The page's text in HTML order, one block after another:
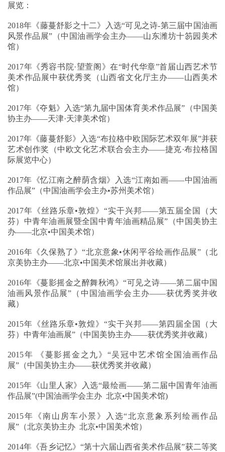
展览：
2018年《藤蔓舒影之十二》入选“可见之诗-第三届中国油画
风景作品展”（中国油画学会主办——山东潍坊十笏园美术
馆）
2017年《秀容书院·望萱阁》在“时代华章”首届山西艺术节
美术作品展中获优秀奖（山西省文化厅主办——山西美术
馆）
2017年《夺魁》入选“第九届中国体育美术作品展”（中国美
协主办——天津·天津美术馆）
2017年《藤蔓舒影》入选“布拉格中欧国际艺术双年展”并获
艺术创作奖（中欧文化艺术联合会主办——捷克·布拉格国
际展览中心）
2017年《忆江南之醉荫含烟》入选“江南如画——中国油画
作品展”（中国油画学会主办•苏州美术馆）
2017年《丝路乐章•敦煌》“实干兴邦——第五届全国（大
芬）中青年油画展暨全国中青年油画精品展”（中国美协主
办——北京•中国美术馆）
2016年《久保熟了》“北京意象•休闲平谷绘画作品展”（北
京美协主办——北京•中国美术馆展出并收藏）
2016年《蔓影摇金之醉舞秋鸿》“可见之诗——第二届中国
油画风景作品展”（中国油画学会主办——获优秀奖并收
藏）
2015年《丝路乐章•敦煌》“实干兴邦——第四届全国（大
芬）中青年油画展”（中国美协主办——获优秀奖并收藏）
2015年 《蔓影摇金之九》“吴冠中艺术馆全国油画作品
展”（中国美协主办——获优秀奖并收藏）
2015年《山里人家》入选“最绘画——第二届中国青年油画
作品展”(中国油画学会主办 北京•中国美术馆)
2015年《南山房车小景》入选“北京意象系列绘画作品
展”（北京美协主办 北京•中国美术馆）
2014年《吾乡记忆》“第十六届山西省美术作品展”获二等奖